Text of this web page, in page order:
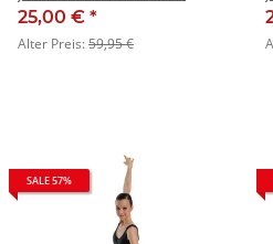
25,00 € *
Alter Preis:59,95 €
SALE 57%